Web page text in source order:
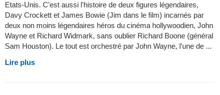
Etats-Unis. C'est aussi l'histoire de deux figures légendaires,
Davy Crockett et James Bowie (Jim dans le film) incarnés par
deux non moins légendaires héros du cinéma hollywoodien, John
Wayne et Richard Widmark, sans oublier Richard Boone (général
Sam Houston). Le tout est orchestré par John Wayne, l'une de ...
Lire plus